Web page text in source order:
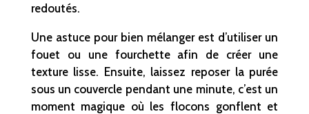
redoutés.
Une astuce pour bien mélanger est d’utiliser un
fouet ou une fourchette afin de créer une
texture lisse. Ensuite, laissez reposer la purée
sous un couvercle pendant une minute, c’est un
moment magique où les flocons gonflent et